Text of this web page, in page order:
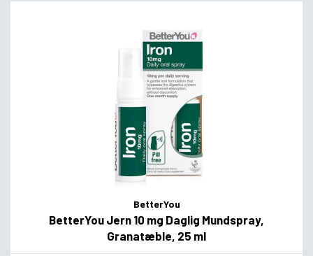
BetterYou
BetterYou Jern 10 mg Daglig Mundspray,
Granatæble, 25 ml